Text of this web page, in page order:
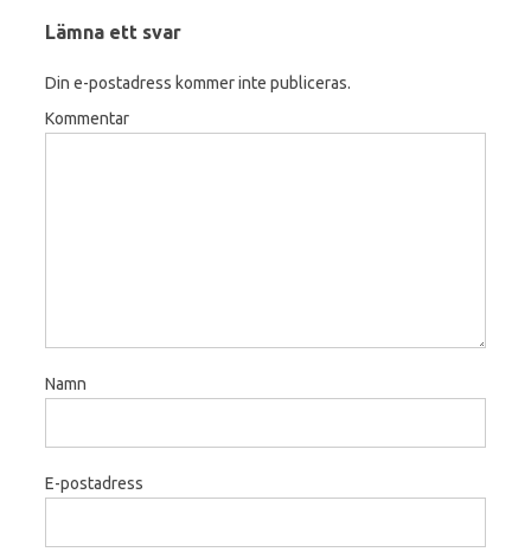
Lämna ett svar
Din e-postadress kommer inte publiceras.
Kommentar
Namn
E-postadress